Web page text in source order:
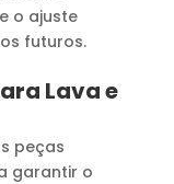
o ajuste
futuros.
Lava e
peças
garantir o